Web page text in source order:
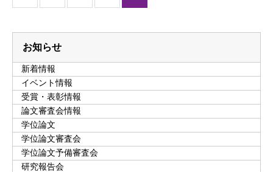
お知らせ
新着情報
イベント情報
受賞・表彰情報
論文審査会情報
学位論文
学位論文審査会
学位論文予備審査会
研究報告会